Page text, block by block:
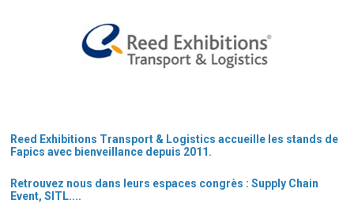
Reed Exhibitions Transport & Logistics accueille les stands de
Fapics avec bienveillance depuis 2011.
Retrouvez nous dans leurs espaces congrès : Supply Chain
Event, SITL....